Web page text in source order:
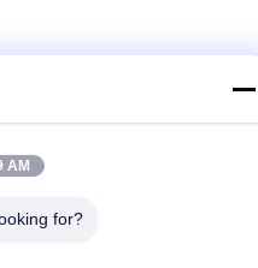
জিয়াংসু প্রদেশ, চীন
AM
for?